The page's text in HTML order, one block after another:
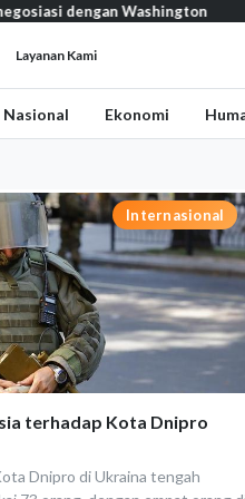
Internasional
terhadap Kota Dnipro
Dnipro di Ukraina tengah
Washington
Layanan Kami
Nasional Ekonomi